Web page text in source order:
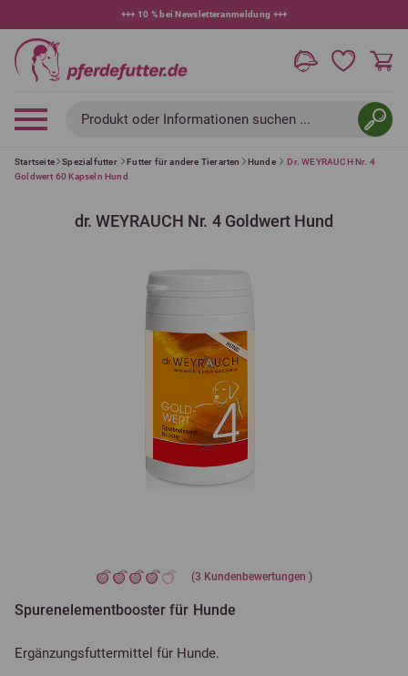
+++ 10 % bei Newsletteranmeldung +++
Produkt oder Informationen suchen ...
Startseite Spezialfutter Futter für andere Tierarten Hunde
Dr. WEYRAUCH Nr. 4
Goldwert 60 Kapseln Hund
dr. WEYRAUCH Nr. 4 Goldwert Hund
(3 Kundenbewertungen )
Spurenelementbooster für Hunde
Ergänzungsfuttermittel für Hunde.